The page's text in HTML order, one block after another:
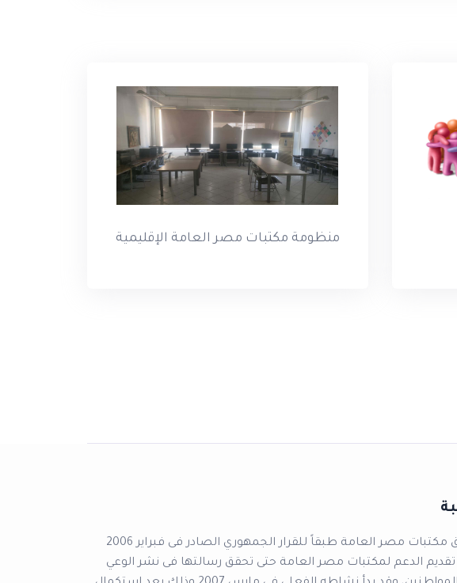
منظومة مكتبات مصر العامة الإقليمية
انشئ صندوق مكتبات مصر العامة طبقاً للقرار الجمهوري الصادر فى فبراير 2006
الدعم لمكتبات مصر العامة حتى تحقق رسالتها فى نشر الوعي